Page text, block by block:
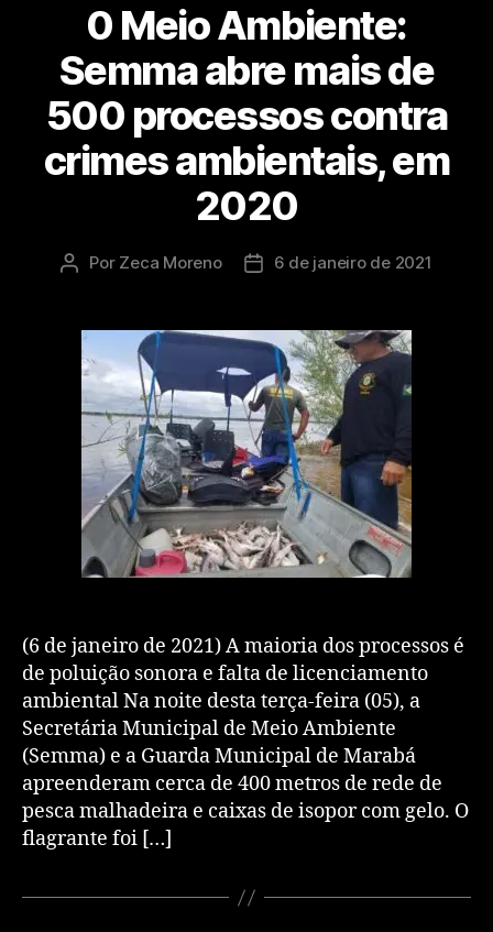
0 Meio Ambiente:
Semma abre mais de
500 processos contra
crimes ambientais, em
2020
Por Zeca Moreno 6 de janeiro de 2021
(6 de janeiro de 2021) A maioria dos processos é
de poluição sonora e falta de licenciamento
ambiental Na noite desta terça-feira (05), a
Secretária Municipal de Meio Ambiente
(Semma) e a Guarda Municipal de Marabá
apreenderam cerca de 400 metros de rede de
pesca malhadeira e caixas de isopor com gelo. O
flagrante foi […]